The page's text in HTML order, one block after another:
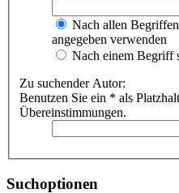
Nach allen
angegeben verwenden
Nach einem Begriff
Zu suchender Autor:
Benutzen Sie ein * als
Übereinstimmungen.
Suchoptionen